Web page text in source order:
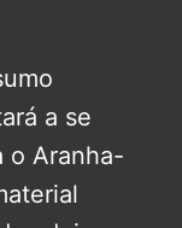
a se
o Aranha-